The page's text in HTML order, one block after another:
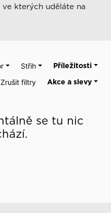
kterých uděláte na
Příležitosti
Střih
Akce a slevy
Zrušit filtry
se tu nic